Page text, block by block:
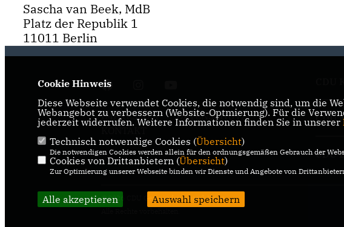
Sascha van Beek, MdB
Platz der Republik 1
11011 Berlin
IMPRESSUM
DATENSCHUTZ
CDU
CDU
@2026 CDU Gemeindeverband Alpen
Cookie Hinweis
Diese Webseite verwendet Cookies, die notwendig sind, um die
Webangebot zu verbessern (Website-Optmierung). Für die
jederzeit widerrufen. Weitere Informationen finden Sie in unserer
Technisch notwendige Cookies (Übersicht)
Die notwendigen Cookies werden allein für den ordnungsgemäßen Gebrauch der
Cookies von Drittanbietern (Übersicht)
Zur Optimierung unserer Webseite binden wir Dienste und Angebote von
Alle akzeptieren Auswahl speichern